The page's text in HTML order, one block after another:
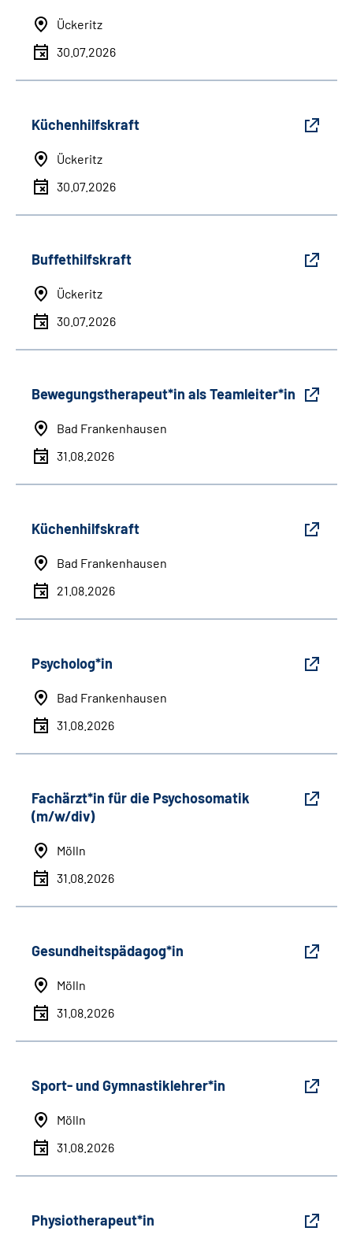
Ückeritz
30.07.2026
Küchenhilfskraft
Ückeritz
30.07.2026
Buffethilfskraft
Ückeritz
30.07.2026
Bewegungstherapeut*in als Teamleiter*in
Bad Frankenhausen
31.08.2026
Küchenhilfskraft
Bad Frankenhausen
21.08.2026
Psycholog*in
Bad Frankenhausen
31.08.2026
Fachärzt*in für die Psychosomatik
(m/w/div)
Mölln
31.08.2026
Gesundheitspädagog*in
Mölln
31.08.2026
Sport- und Gymnastiklehrer*in
Mölln
31.08.2026
Physiotherapeut*in